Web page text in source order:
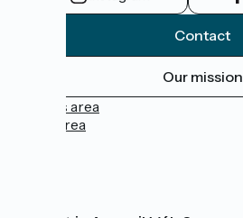
Contact
Our mission
Press area
Pro area